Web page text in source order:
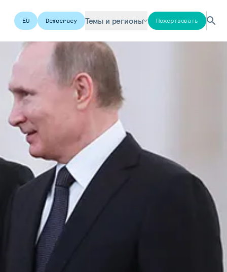
EU Democracy Темы и регионы Пожертвовать